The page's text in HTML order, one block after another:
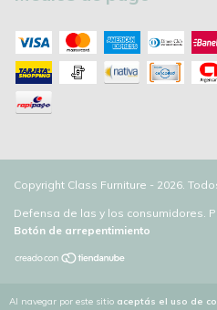
Al navegar por este sitio aceptás el uso de
Copyright Class Furniture - 2026.
Defensa de las y los consumidores.
Botón de arrepentimiento